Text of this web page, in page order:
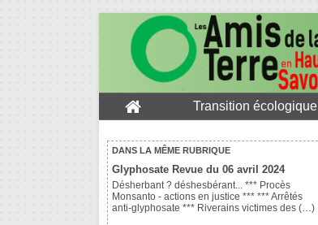
Transition écologique
DANS LA MÊME RUBRIQUE
Glyphosate Revue du 06 avril 2024
Désherbant ? déshesbérant... *** Procès
Monsanto - actions en justice *** *** Arrêtés
anti-glyphosate *** Riverains victimes des (…)